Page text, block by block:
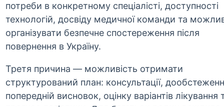
потреби в конкретному спеціалісті, доступності
технологій, досвіду медичної команди та
організувати безпечне спостереження після
повернення в Україну.
Третя причина — можливість отримати
структурований план: консультації,
попередній висновок, оцінку варіантів лікування